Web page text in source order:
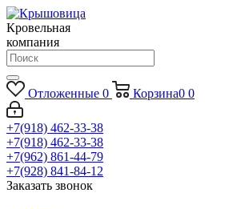
Кровельная
компания
Отложенные 0 Корзина0 0
+7(918) 462-33-38
+7(918) 462-33-38
+7(962) 861-44-79
+7(928) 841-84-12
Заказать звонок